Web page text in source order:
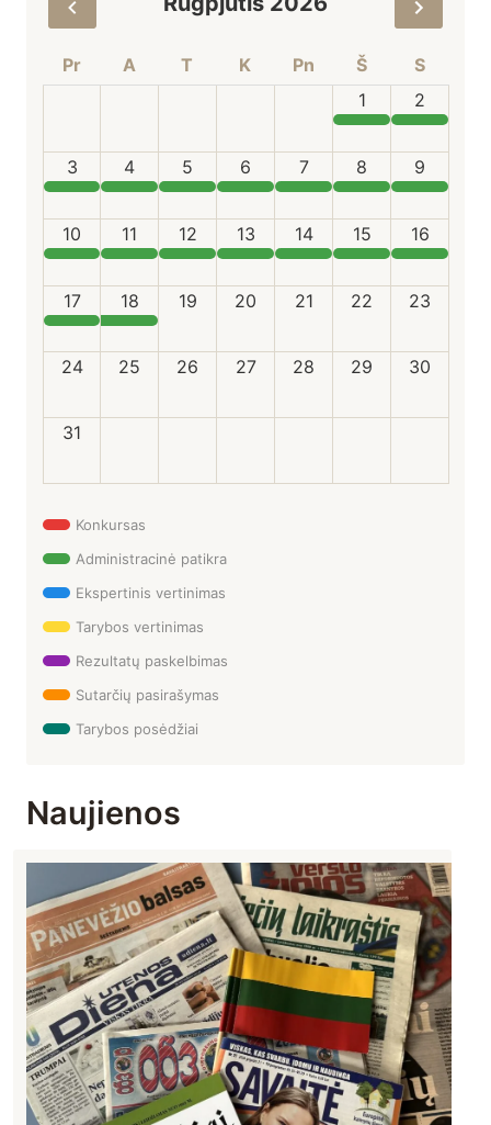
Pr A T K Pn Š
S
1
2
3 4 5 6 7 8 9
10 11 12 13 14 15 16
17 18 19 20 21 22 23
24 25 26 27 28 29 30
31
Konkursas
Administracinė patikra
Ekspertinis vertinimas
Tarybos vertinimas
Rezultatų paskelbimas
Sutarčių pasirašymas
Tarybos posėdžiai
Naujienos